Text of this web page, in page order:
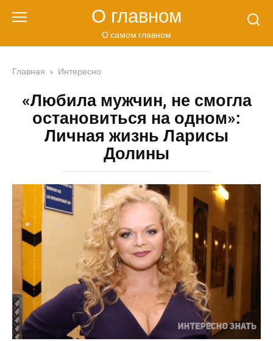
О главном
О самом главном
Главная » Интересно
«Любила мужчин, не смогла
остановиться на одном»:
Личная жизнь Ларисы
Долины